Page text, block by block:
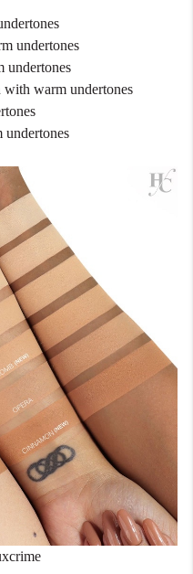
undertones
undertones
warm undertones